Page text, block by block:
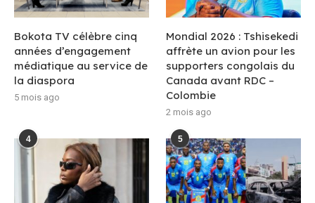
Bokota TV célèbre cinq
années d’engagement
médiatique au service de
la diaspora
5 mois ago
Mondial 2026 : Tshisekedi
affrète un avion pour les
supporters congolais du
Canada avant RDC –
Colombie
2 mois ago
4 5